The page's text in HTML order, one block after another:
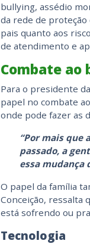
bullying, assédio
da rede de proteção
pais quanto aos
de atendimento e
Combate ao
Para o presidente
papel no combate
onde pode fazer as
“Por mais que
passado, a
essa mudança
O papel da família
Conceição, ressalta
está sofrendo ou
Tecnologia